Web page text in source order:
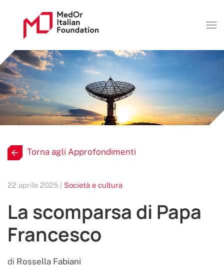
Torna agli Approfondimenti
22 aprile 2025 | Società e cultura
La scomparsa di Papa
Francesco
di Rossella Fabiani